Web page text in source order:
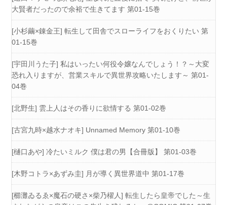
大賢者だったので余裕で生きてます 第01-15巻
[小杉繭×錬金王] 転生して田舎でスローライフをおくりたい 第
01-15巻
[宇田川うた子] 私はいったい何役令嬢なんでしょう！？～大変
恐れ入りますが、営業スキルで異世界攻略いたします～ 第01-
04巻
[北野生] 雲上人はその香りに欲情する 第01-02巻
[古宮九時×越水ナオキ] Unnamed Memory 第01-10巻
[樋口あや] 冷たいミルク 僕は君の男【合冊版】 第01-03巻
[木野コトラ×あずみ圭] 月が導く異世界道中 第01-17巻
[櫛灘ゐるゑ×魔石の硬さ×柴乃櫂人] 転生したら皇帝でした～生